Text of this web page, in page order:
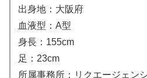
出身地：大阪府
血液型：A型
身長：155cm
足：23cm
所属事務所：リクエージェン